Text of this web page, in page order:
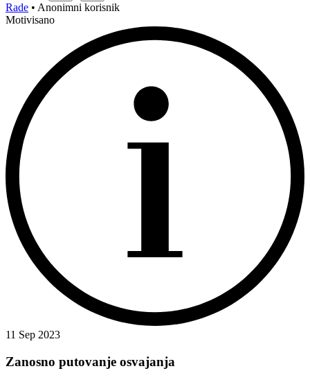
Rade • Anonimni korisnik
Motivisano
11 Sep 2023
Zanosno putovanje osvajanja